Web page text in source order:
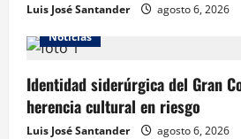
Luis José Santander
agosto 6, 2026
Noticias
Identidad siderúrgica del Gran
herencia cultural en riesgo
Luis José Santander
agosto 6, 2026